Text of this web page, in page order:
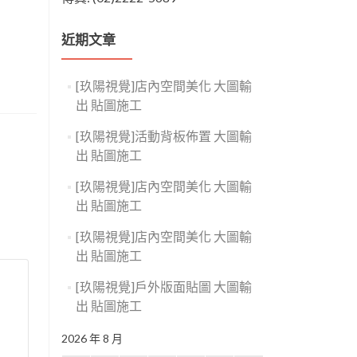
近期文章
[玖陽視覺]店內空間美化 大圖輸
出 貼圖施工
[玖陽視覺]活動背板佈置 大圖輸
出 貼圖施工
[玖陽視覺]店內空間美化 大圖輸
出 貼圖施工
[玖陽視覺]店內空間美化 大圖輸
出 貼圖施工
[玖陽視覺]戶外版面貼圖 大圖輸
出 貼圖施工
2026 年 8 月